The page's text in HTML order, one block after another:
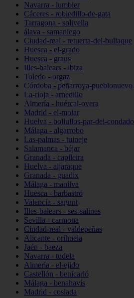
Navarra - lumbier
Cáceres - robledillo-de-gata
Tarragona - solivella
álava - samaniego
Ciudad-real - retuerta-del-bullaque
Huesca - el-grado
Huesca - graus
Illes-balears - ibiza
Toledo - orgaz
Córdoba - peñarroya-pueblonuevo
La-rioja - arnedillo
Almería - huércal-overa
Madrid - el-molar
Huelva - bollullos-par-del-condado
Málaga - algarrobo
Las-palmas - tuineje
Salamanca - béjar
Granada - capileira
Huelva - aljaraque
Granada - guadix
Málaga - manilva
Huesca - barbastro
Valencia - sagunt
Illes-balears - ses-salines
Sevilla - carmona
Ciudad-real - valdepeñas
Alicante - orihuela
Jaén - baeza
Navarra - tudela
Almería - el-ejido
Castellón - benicarló
Málaga - benahavís
Madrid - coslada